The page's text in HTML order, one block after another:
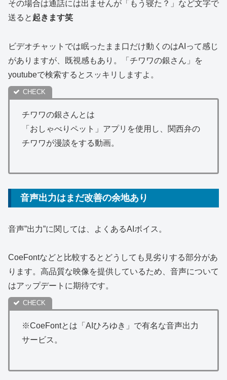
その場合は通話には出ませんが「もう寝た？」など文字で
送ると 起きます笑
ビデオチャットでは眠ったまま口だけ動くのはAIって感じ
がありますが、既視感もあり。「チワワの銀さん」を
youtubeで検索するとスッキリしますよ。
チワワの銀さんとは
「おしゃべりペット」アプリを使用し、関西弁の
チワワが漫談をする動画。
音声出力はまだ改善の余地あり
音声”出力”に関しては、よくあるAIボイス。
CoeFontなどと比較するとどうしても見劣りする部分があ
ります。高品質な映像を提供しているため、音声について
はアップデートに期待です。
※CoeFontとは「AIひろゆき」で有名な音声出力
サービス。